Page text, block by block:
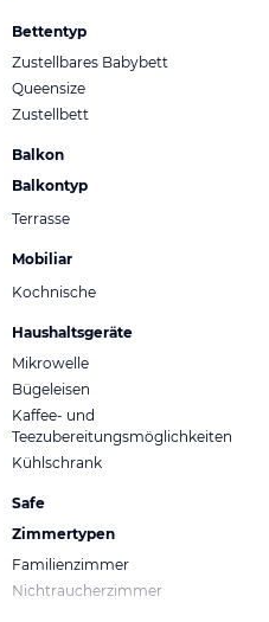
Bettentyp
Zustellbares Babybett
Queensize
Zustellbett
Balkon
Balkontyp
Terrasse
Mobiliar
Kochnische
Haushaltsgeräte
Mikrowelle
Bügeleisen
Kaffee- und
Teezubereitungsmöglichkeiten
Kühlschrank
Safe
Zimmertypen
Familienzimmer
Nichtraucherzimmer